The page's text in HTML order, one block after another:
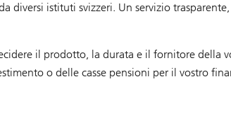
diversi istituti svizzeri. Un servizio
il prodotto, la durata e il fornitore della
o delle casse pensioni per il vostro